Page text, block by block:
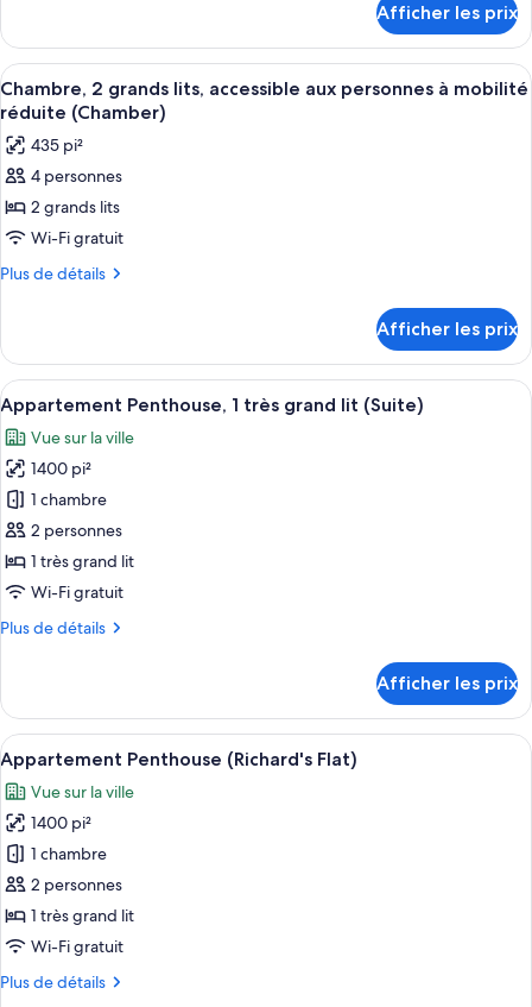
Chambre
majestueuse,
2
grands
lits
(Chamber)
Chambre
majestueuse,
2
grands
(Chamber)
Afficher les prix
Afficher
toutes
les
photos
pour
ce
type
de
2
grands
lits,
accessible
aux
personnes
à
mobilité
réduite
(Chamber)
Une chambre d’hôtel avec deux
6
Chambre, 2 grands lits, accessible aux personnes à mobilité
réduite (Chamber)
435 pi²
4 personnes
2 grands lits
Wi-Fi gratuit
Plus de détails
Plus
Chambre,
grands
lits,
accessible
aux
personnes
mobilité
réduite
(Chamber)
Afficher les prix
Afficher
toutes
les
photos
pour
ce
type
de
chambre :
Appartement
très
grand
lit
(Suite)
Une chambre moderne avec un
9
Appartement Penthouse, 1 très grand lit (Suite)
Vue sur la ville
1400 pi²
1 chambre
2 personnes
1 très grand lit
Wi-Fi gratuit
Plus de détails
Plus
Appartement
Penthouse,
1
très
grand
lit
(Suite)
Afficher les prix
Afficher
toutes
les
photos
pour
ce
type
de
chambre :
Appartement
Une chambre moderne avec un
9
Appartement Penthouse (Richard's Flat)
Vue sur la ville
1400 pi²
1 chambre
2 personnes
1 très grand lit
Wi-Fi gratuit
Plus de détails
Plus